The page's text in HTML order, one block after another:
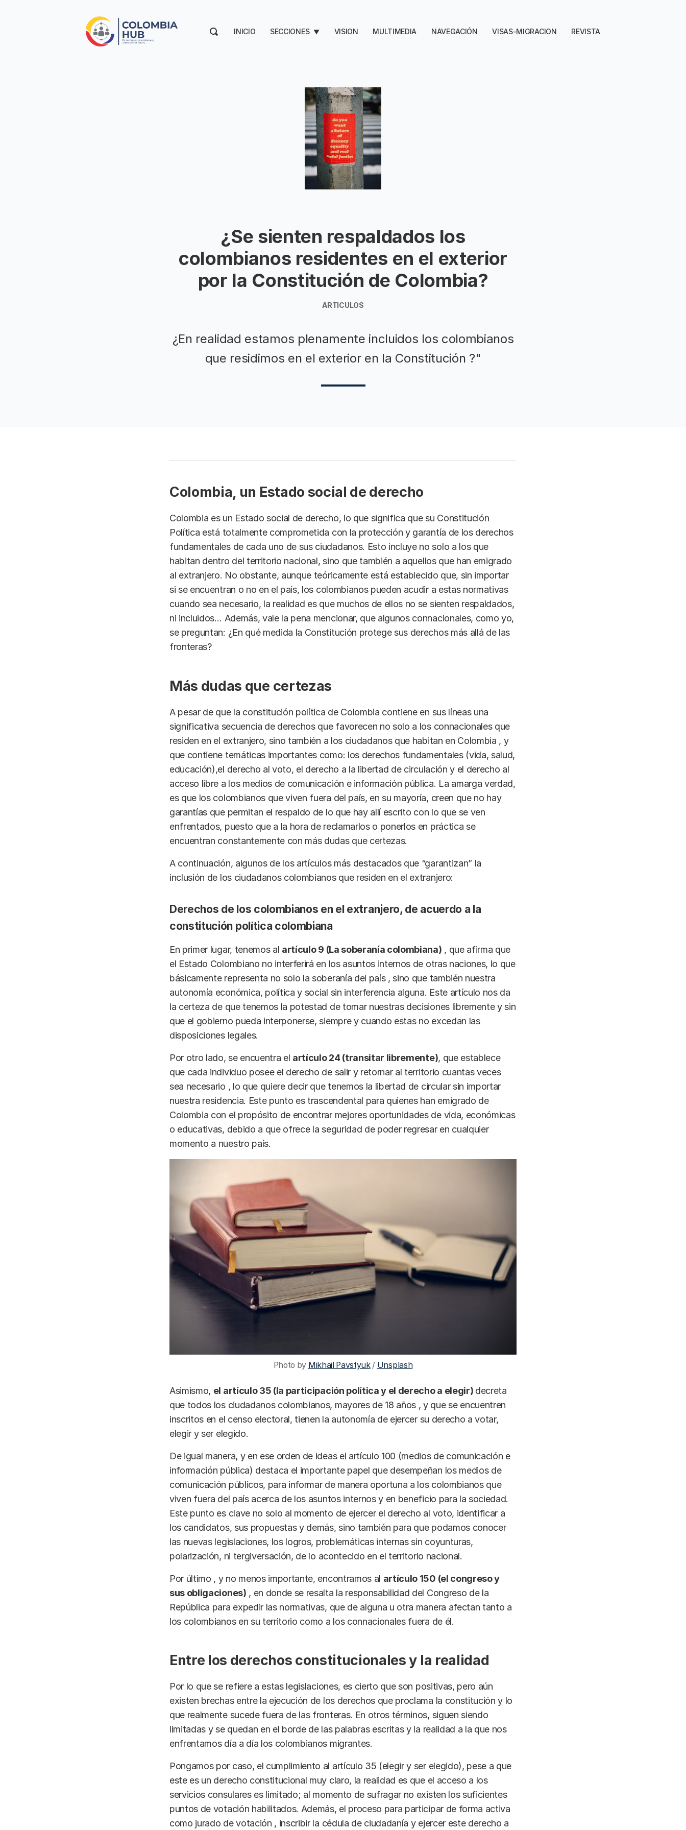
INICIO SECCIONES ▼ VISION MULTIMEDIA NAVEGACIÓN VISAS-MIGRACION REVISTA
¿Se sienten respaldados los
colombianos residentes en el exterior
por la Constitución de Colombia?
ARTICULOS
¿En realidad estamos plenamente incluidos los colombianos
que residimos en el exterior en la Constitución ?"
Colombia, un Estado social de derecho
Colombia es un Estado social de derecho, lo que significa que su Constitución
Política está totalmente comprometida con la protección y garantía de los derechos
fundamentales de cada uno de sus ciudadanos. Esto incluye no solo a los que
habitan dentro del territorio nacional, sino que también a aquellos que han emigrado
al extranjero. No obstante, aunque teóricamente está establecido que, sin importar
si se encuentran o no en el país, los colombianos pueden acudir a estas normativas
cuando sea necesario, la realidad es que muchos de ellos no se sienten respaldados,
ni incluidos… Además, vale la pena mencionar, que algunos connacionales, como yo,
se preguntan: ¿En qué medida la Constitución protege sus derechos más allá de las
fronteras?
Más dudas que certezas
A pesar de que la constitución política de Colombia contiene en sus líneas una
significativa secuencia de derechos que favorecen no solo a los connacionales que
residen en el extranjero, sino también a los ciudadanos que habitan en Colombia , y
que contiene temáticas importantes como: los derechos fundamentales (vida, salud,
educación),el derecho al voto, el derecho a la libertad de circulación y el derecho al
acceso libre a los medios de comunicación e información pública. La amarga verdad,
es que los colombianos que viven fuera del país, en su mayoría, creen que no hay
garantías que permitan el respaldo de lo que hay allí escrito con lo que se ven
enfrentados, puesto que a la hora de reclamarlos o ponerlos en práctica se
encuentran constantemente con más dudas que certezas.
A continuación, algunos de los artículos más destacados que “garantizan” la
inclusión de los ciudadanos colombianos que residen en el extranjero:
Derechos de los colombianos en el extranjero, de acuerdo a la
constitución política colombiana
En primer lugar, tenemos al artículo 9 (La soberanía colombiana) , que afirma que
el Estado Colombiano no interferirá en los asuntos internos de otras naciones, lo que
básicamente representa no solo la soberanía del país , sino que también nuestra
autonomía económica, política y social sin interferencia alguna. Este artículo nos da
la certeza de que tenemos la potestad de tomar nuestras decisiones libremente y sin
que el gobierno pueda interponerse, siempre y cuando estas no excedan las
disposiciones legales.
Por otro lado, se encuentra el artículo 24 (transitar libremente), que establece
que cada individuo posee el derecho de salir y retornar al territorio cuantas veces
sea necesario , lo que quiere decir que tenemos la libertad de circular sin importar
nuestra residencia. Este punto es trascendental para quienes han emigrado de
Colombia con el propósito de encontrar mejores oportunidades de vida, económicas
o educativas, debido a que ofrece la seguridad de poder regresar en cualquier
momento a nuestro país.
Photo by Mikhail Pavstyuk / Unsplash
Asimismo, el artículo 35 (la participación política y el derecho a elegir) decreta
que todos los ciudadanos colombianos, mayores de 18 años , y que se encuentren
inscritos en el censo electoral, tienen la autonomía de ejercer su derecho a votar,
elegir y ser elegido.
De igual manera, y en ese orden de ideas el artículo 100 (medios de comunicación e
información pública) destaca el importante papel que desempeñan los medios de
comunicación públicos, para informar de manera oportuna a los colombianos que
viven fuera del país acerca de los asuntos internos y en beneficio para la sociedad.
Este punto es clave no solo al momento de ejercer el derecho al voto, identificar a
los candidatos, sus propuestas y demás, sino también para que podamos conocer
las nuevas legislaciones, los logros, problemáticas internas sin coyunturas,
polarización, ni tergiversación, de lo acontecido en el territorio nacional.
Por último , y no menos importante, encontramos al artículo 150 (el congreso y
sus obligaciones) , en donde se resalta la responsabilidad del Congreso de la
República para expedir las normativas, que de alguna u otra manera afectan tanto a
los colombianos en su territorio como a los connacionales fuera de él.
Entre los derechos constitucionales y la realidad
Por lo que se refiere a estas legislaciones, es cierto que son positivas, pero aún
existen brechas entre la ejecución de los derechos que proclama la constitución y lo
que realmente sucede fuera de las fronteras. En otros términos, siguen siendo
limitadas y se quedan en el borde de las palabras escritas y la realidad a la que nos
enfrentamos día a día los colombianos migrantes.
Pongamos por caso, el cumplimiento al artículo 35 (elegir y ser elegido), pese a que
este es un derecho constitucional muy claro, la realidad es que el acceso a los
servicios consulares es limitado; al momento de sufragar no existen los suficientes
puntos de votación habilitados. Además, el proceso para participar de forma activa
como jurado de votación , inscribir la cédula de ciudadanía y ejercer este derecho a